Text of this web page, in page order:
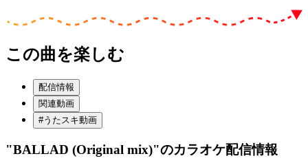
この曲を楽しむ
配信情報
関連動画
#うたスキ動画
"BALLAD (Original mix)"のカラオケ配信情報